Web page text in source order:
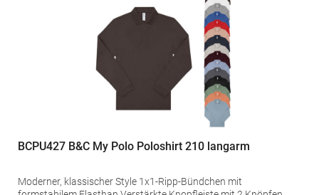
BCPU427 B&C My Polo Poloshirt 210 langarm
Moderner, klassischer Style 1x1-Ripp-Bündchen mit